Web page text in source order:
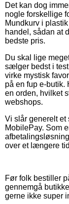
Det kan dog
nogle forskellige
Mundkurv i
handel, sådan at
bedste pris.
Du skal lige
sælger bedst i
virke mystisk
på en fup e-butik.
en orden, hvilket
webshops.
Vi slår generelt et
MobilePay. Som
over et længere
Før folk bestiller
gennemgå
gerne ikke super